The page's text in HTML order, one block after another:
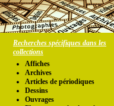
Recherches spécifiques dans les
collections
Affiches
Archives
Articles de périodiques
Dessins
Ouvrages